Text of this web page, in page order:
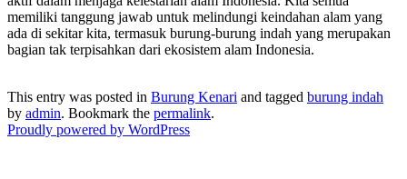
memiliki tanggung jawab untuk melindungi keindahan alam yang
ada di sekitar kita, termasuk burung-burung indah yang merupakan
bagian tak terpisahkan dari ekosistem alam Indonesia.
This entry was posted in Burung Kenari and tagged burung indah
by admin. Bookmark the permalink.
Proudly powered by WordPress